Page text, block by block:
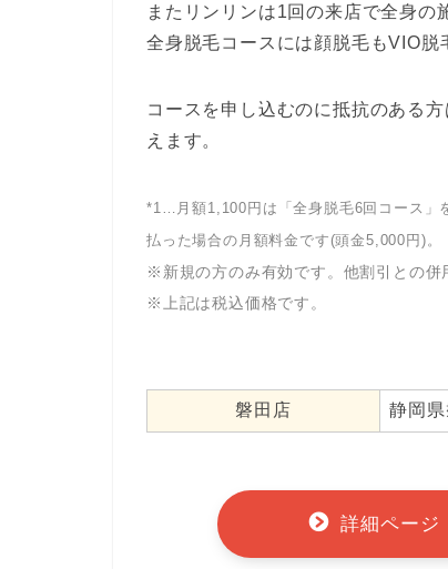
またリンリンは1回の来店で全身の
全身脱毛コースには顔脱毛もVIO脱
コースを申し込むのに抵抗のある
えます。
*1…月額1,100円は「全身脱毛6回コース」
払った場合の月額料金です(頭金5,000円)。
※新規の方のみ有効です。他割引との併
※上記は税込価格です。
磐田店 静岡
詳細ページ